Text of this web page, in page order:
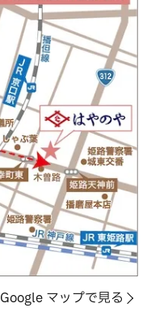
Google マップで見る